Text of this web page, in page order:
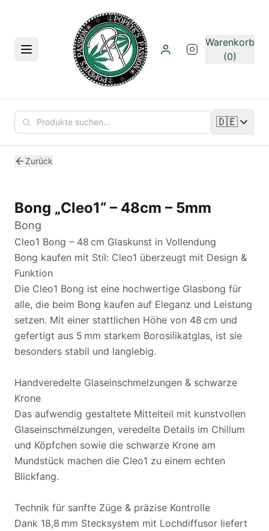
Menü
Warenkorb
(0)
🇩🇪
Sprache
Zurück
Bong „Cleo1“ – 48cm – 5mm
Bong
Cleo1 Bong – 48 cm Glaskunst in Vollendung
Bong kaufen mit Stil: Cleo1 überzeugt mit Design &
Funktion
Die Cleo1 Bong ist eine hochwertige Glasbong für
alle, die beim Bong kaufen auf Eleganz und Leistung
setzen. Mit einer stattlichen Höhe von 48 cm und
gefertigt aus 5 mm starkem Borosilikatglas, ist sie
besonders stabil und langlebig.
Handveredelte Glaseinschmelzungen & schwarze
Krone
Das aufwendig gestaltete Mittelteil mit kunstvollen
Glaseinschmelzungen, veredelte Details im Chillum
und Köpfchen sowie die schwarze Krone am
Mundstück machen die Cleo1 zu einem echten
Blickfang.
Technik für sanfte Züge & präzise Kontrolle
Dank 18,8 mm Stecksystem mit Lochdiffusor liefert